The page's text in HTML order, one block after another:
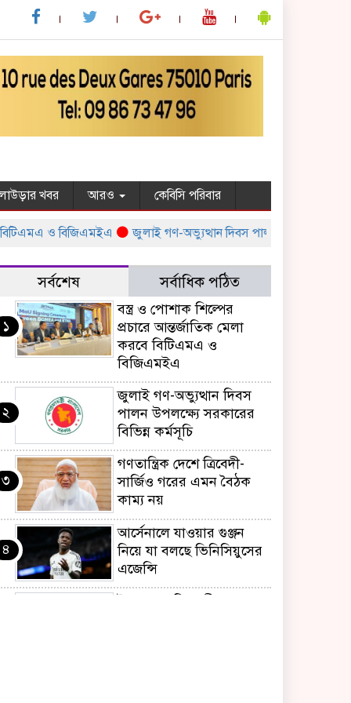
খবর আরও কেবিসি পরিবার
ও বিজিএমইএ জুলাই গণ-অভ্যুত্থান দিবস পালন উপলক্ষ্যে সরকারের
সর্বশেষ সর্বাধিক পঠিত
১
বস্ত্র ও পোশাক শিল্পের
প্রচারে আন্তর্জাতিক মেলা
করবে বিটিএমএ ও
বিজিএমইএ
২
জুলাই গণ-অভ্যুত্থান দিবস
পালন উপলক্ষ্যে সরকারের
বিভিন্ন কর্মসূচি
৩
গণতান্ত্রিক দেশে ত্রিবেদী-
সার্জিও গরের এমন বৈঠক
কাম্য নয়
৪
আর্সেনালে যাওয়ার গুঞ্জন
নিয়ে যা বলছে ভিনিসিয়ুসের
এজেন্সি